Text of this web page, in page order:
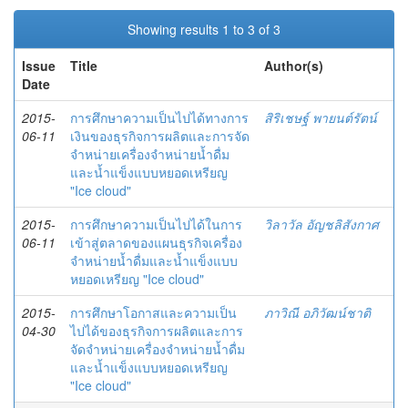
Showing results 1 to 3 of 3
Issue
Date
Title Author(s)
2015-
06-11
การศึกษาความเป็นไปได้ทางการ
เงินของธุรกิจการผลิตและการจัด
จำหน่ายเครื่องจำหน่ายน้ำดื่ม
และน้ำแข็งแบบหยอดเหรียญ
"Ice cloud"
สิริเชษฐ์ พายนต์รัตน์
2015-
06-11
การศึกษาความเป็นไปได้ในการ
เข้าสู่ตลาดของแผนธุรกิจเครื่อง
จำหน่ายน้ำดื่มและน้ำแข็งแบบ
หยอดเหรียญ "Ice cloud"
วิลาวัล อัญชลิสังกาศ
2015-
04-30
การศึกษาโอกาสและความเป็น
ไปได้ของธุรกิจการผลิตและการ
จัดจำหน่ายเครื่องจำหน่ายน้ำดื่ม
และน้ำแข็งแบบหยอดเหรียญ
"Ice cloud"
ภาวิณี อภิวัฒน์ชาติ